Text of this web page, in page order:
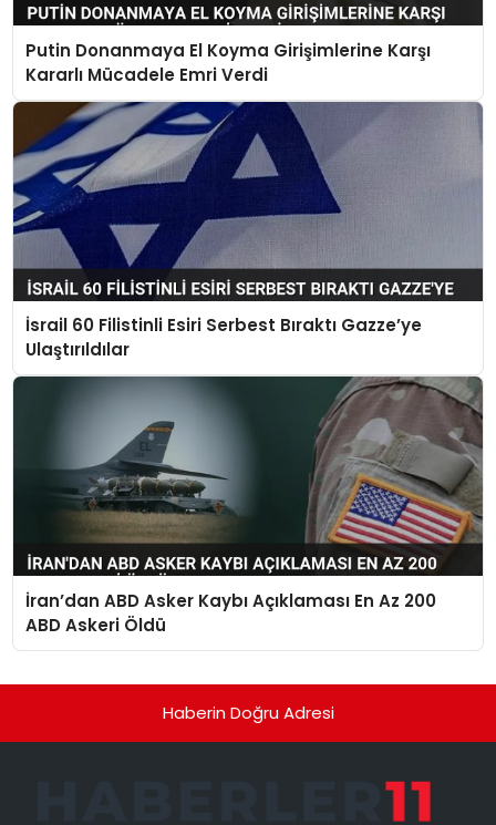
Putin Donanmaya El Koyma Girişimlerine Karşı
Kararlı Mücadele Emri Verdi
İsrail 60 Filistinli Esiri Serbest Bıraktı Gazze’ye
Ulaştırıldılar
İran’dan ABD Asker Kaybı Açıklaması En Az 200
ABD Askeri Öldü
Haberin Doğru Adresi